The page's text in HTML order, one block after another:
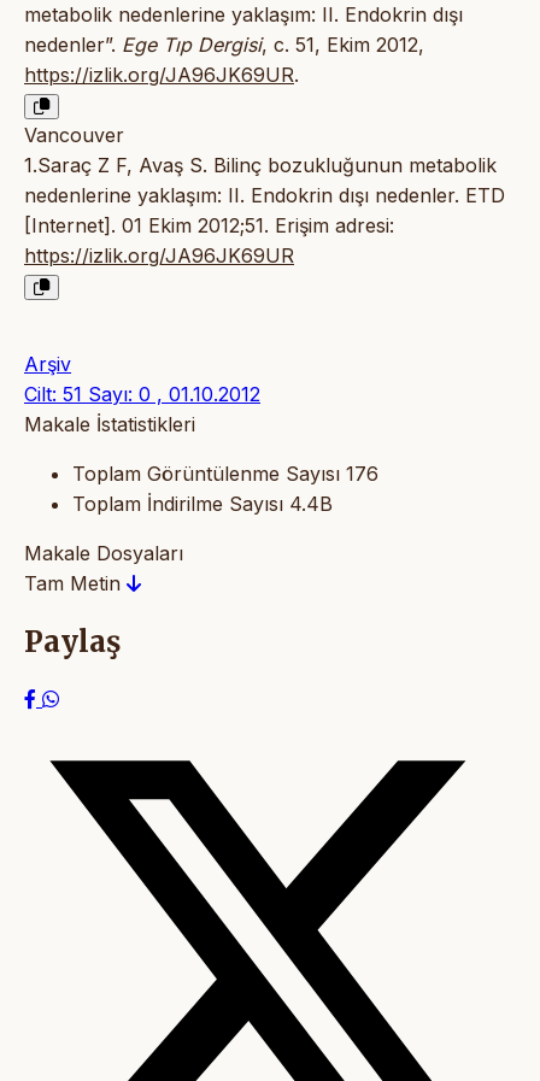
metabolik nedenlerine yaklaşım: II. Endokrin dışı
nedenler”. Ege Tıp Dergisi, c. 51, Ekim 2012,
https://izlik.org/JA96JK69UR.
Vancouver
1.Saraç Z F, Avaş S. Bilinç bozukluğunun metabolik
nedenlerine yaklaşım: II. Endokrin dışı nedenler. ETD
[Internet]. 01 Ekim 2012;51. Erişim adresi:
https://izlik.org/JA96JK69UR
Arşiv
Cilt: 51 Sayı: 0 , 01.10.2012
Makale İstatistikleri
Toplam Görüntülenme Sayısı 176
Toplam İndirilme Sayısı 4.4B
Makale Dosyaları
Tam Metin
Paylaş